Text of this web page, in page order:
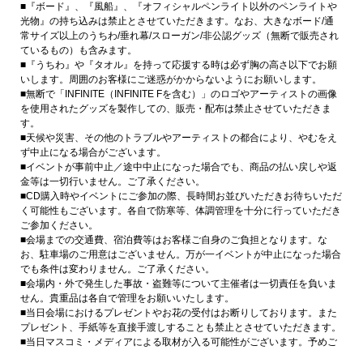
■『ボード』、『風船』、『オフィシャルペンライト以外のペンライトや
光物』の持ち込みは禁止とさせていただきます。なお、大きなボード/通
常サイズ以上のうちわ/垂れ幕/スローガン/非公認グッズ（無断で販売され
ているもの）も含みます。
■『うちわ』や『タオル』を持って応援する時は必ず胸の高さ以下でお願
いします。周囲のお客様にご迷惑がかからないようにお願いします。
■無断で「INFINITE（INFINITE Fを含む）」のロゴやアーティストの画像
を使用されたグッズを製作しての、販売・配布は禁止させていただきま
す。
■天候や災害、その他のトラブルやアーティストの都合により、やむをえ
ず中止になる場合がございます。
■イベントが事前中止／途中中止になった場合でも、商品の払い戻しや返
金等は一切行いません。ご了承ください。
■CD購入時やイベントにご参加の際、長時間お並びいただきお待ちいただ
く可能性もございます。各自で防寒等、体調管理を十分に行っていただき
ご参加ください。
■会場までの交通費、宿泊費等はお客様ご自身のご負担となります。な
お、駐車場のご用意はございません。万が一イベントが中止になった場合
でも条件は変わりません。ご了承ください。
■会場内・外で発生した事故・盗難等について主催者は一切責任を負いま
せん。貴重品は各自で管理をお願いいたします。
■当日会場におけるプレゼントやお花の受付はお断りしております。また
プレゼント、手紙等を直接手渡しすることも禁止とさせていただきます。
■当日マスコミ・メディアによる取材が入る可能性がございます。予めご